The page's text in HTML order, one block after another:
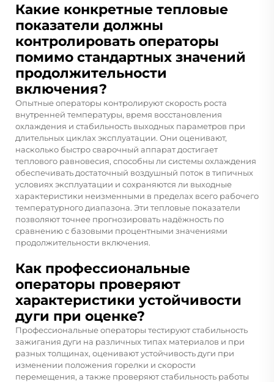
Какие конкретные тепловые
показатели должны
контролировать операторы
помимо стандартных значений
продолжительности
включения?
Опытные операторы контролируют скорость роста
внутренней температуры, время восстановления
охлаждения и стабильность выходных параметров при
длительных циклах эксплуатации. Они оценивают,
насколько быстро сварочный аппарат достигает
теплового равновесия, способны ли системы охлаждения
обеспечивать достаточный воздушный поток в типичных
условиях эксплуатации и сохраняются ли выходные
характеристики неизменными в пределах всего рабочего
температурного диапазона. Эти тепловые показатели
позволяют точнее прогнозировать надёжность по
сравнению с базовыми процентными значениями
продолжительности включения.
Как профессиональные
операторы проверяют
характеристики устойчивости
дуги при оценке?
Профессиональные операторы тестируют стабильность
зажигания дуги на различных типах материалов и при
разных толщинах, оценивают устойчивость дуги при
изменении положения горелки и скорости
перемещения, а также проверяют стабильность работы